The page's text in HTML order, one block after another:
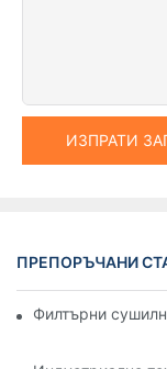
ИЗПРАТИ
ПРЕПОРЪЧАНИ
Филтърни